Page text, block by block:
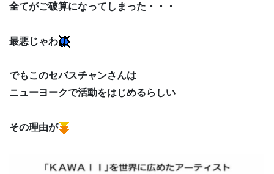
全てがご破算になってしまった・・・
最悪じゃわ
でもこのセバスチャンさんは
ニューヨークで活動をはじめるらしい
その理由が